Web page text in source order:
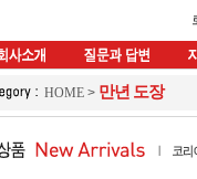
HOME > 만년 도장